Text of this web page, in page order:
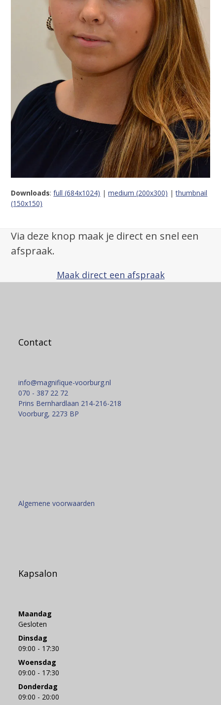
Downloads:full (684x1024) |medium (200x300) |thumbnail
(150x150)
Via deze knop maak je direct en snel een
afspraak.
Maak direct een afspraak
Contact
info@magnifique-voorburg.nl
070 - 387 22 72
Prins Bernhardlaan 214-216-218
Voorburg, 2273 BP
Algemene voorwaarden
Kapsalon
Maandag
Gesloten
Dinsdag
09:00 - 17:30
Woensdag
09:00 - 17:30
Donderdag
09:00 - 20:00